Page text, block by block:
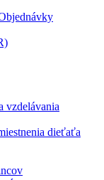
vzdelávania
dieťaťa